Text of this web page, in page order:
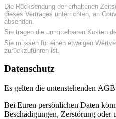
Die Rücksendung der erhaltenen
dieses Vertrages unterrichten, an
absenden.
Sie tragen die unmittelbaren Kosten
Sie müssen für einen etwaigen
zurückzuführen ist.
Datenschutz
Es gelten die untenstehenden
Bei Euren persönlichen Daten
Beschädigungen, Zerstörung oder